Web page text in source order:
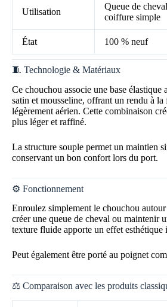
Utilisation
Queue de
coiffure simple
État 100 % neuf
🧵 Technologie & Matériaux
Ce chouchou associe une base élastique
satin et mousseline, offrant un rendu à la
légèrement aérien. Cette combinaison
plus léger et raffiné.
La structure souple permet un maintien
conservant un bon confort lors du port.
⚙️ Fonctionnement
Enroulez simplement le chouchou
créer une queue de cheval ou maintenir
texture fluide apporte un effet esthétique
Peut également être porté au poignet
⚖️ Comparaison avec les produits